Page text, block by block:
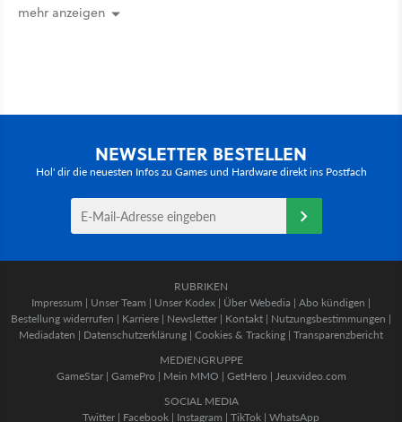
mehr anzeigen
NEWSLETTER BESTELLEN
Hol' dir die neuesten Infos zu Games und Hardware direkt ins Postfach
RUBRIKEN
Impressum | Unser Team | Unser Kodex | Über Webedia | Abo kündigen |
Bestellung widerrufen | Karriere | Newsletter | Kontakt | Nutzungsbestimmungen |
Mediadaten | Datenschutzerklärung | Cookies & Tracking | Transparenzbericht
MEDIENGRUPPE
GameStar| GamePro | Mein MMO | GetHero | Jeuxvideo.com
SOCIAL MEDIA
Twitter | Facebook | Instagram | TikTok | WhatsApp